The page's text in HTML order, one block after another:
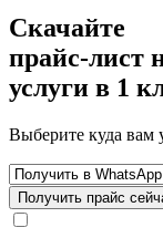
Скачайте
прайс-лист
услуги в 1
Выберите куда вам
Получить прайс